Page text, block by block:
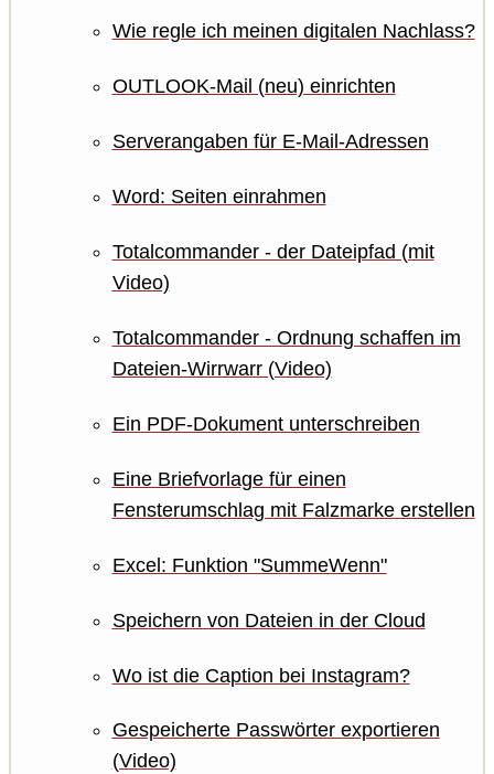
Wie regle ich meinen digitalen Nachlass?
OUTLOOK-Mail (neu) einrichten
Serverangaben für E-Mail-Adressen
Word: Seiten einrahmen
Totalcommander - der Dateipfad (mit
Video)
Totalcommander - Ordnung schaffen im
Dateien-Wirrwarr (Video)
Ein PDF-Dokument unterschreiben
Eine Briefvorlage für einen
Fensterumschlag mit Falzmarke erstellen
Excel: Funktion "SummeWenn"
Speichern von Dateien in der Cloud
Wo ist die Caption bei Instagram?
Gespeicherte Passwörter exportieren
(Video)